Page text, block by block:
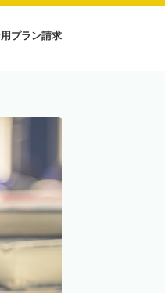
プラン請求